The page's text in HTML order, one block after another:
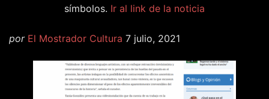
símbolos. Ir al link de la noticia
por El Mostrador Cultura 7 julio, 2021